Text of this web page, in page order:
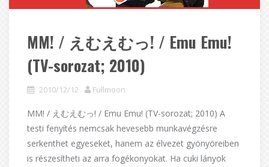
MM! / えむえむっ! / Emu Emu!
(TV-sorozat; 2010)
2010/12/12 Fullmoon
MM! / えむえむっ! / Emu Emu! (TV-sorozat; 2010) A
testi fenyítés nemcsak hevesebb munkavégzésre
serkenthet egyeseket, hanem az élvezet gyönyöreiben
is részesítheti az arra fogékonyokat. Ha cuki lányok